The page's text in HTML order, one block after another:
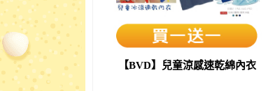
【BVD】兒童涼感速乾綿內衣